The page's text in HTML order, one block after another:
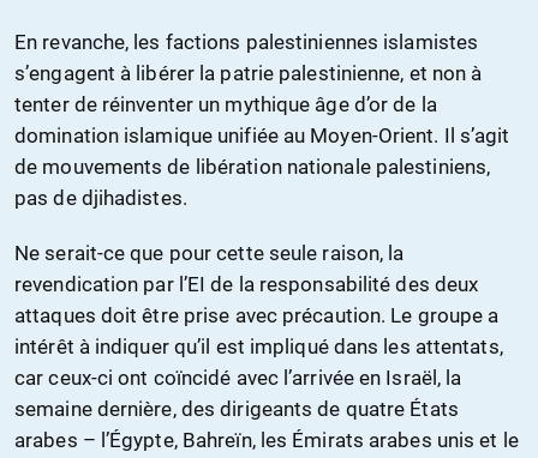
En revanche, les factions palestiniennes islamistes
s’engagent à libérer la patrie palestinienne, et non à
tenter de réinventer un mythique âge d’or de la
domination islamique unifiée au Moyen-Orient. Il s’agit
de mouvements de libération nationale palestiniens,
pas de djihadistes.
Ne serait-ce que pour cette seule raison, la
revendication par l’EI de la responsabilité des deux
attaques doit être prise avec précaution. Le groupe a
intérêt à indiquer qu’il est impliqué dans les attentats,
car ceux-ci ont coïncidé avec l’arrivée en Israël, la
semaine dernière, des dirigeants de quatre États
arabes – l’Égypte, Bahreïn, les Émirats arabes unis et le